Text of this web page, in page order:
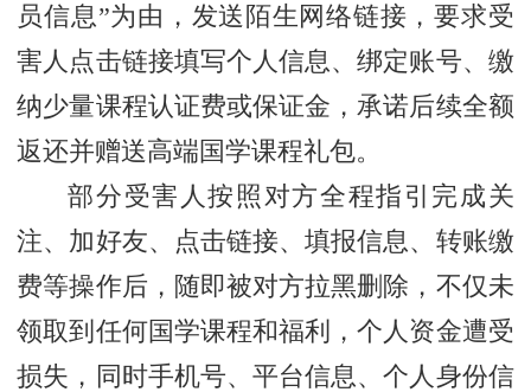
员信息”为由，发送陌生网络链接，要求受
害人点击链接填写个人信息、绑定账号、缴
纳少量课程认证费或保证金，承诺后续全额
返还并赠送高端国学课程礼包。
部分受害人按照对方全程指引完成关
注、加好友、点击链接、填报信息、转账缴
费等操作后，随即被对方拉黑删除，不仅未
领取到任何国学课程和福利，个人资金遭受
损失，同时手机号、平台信息、个人身份信